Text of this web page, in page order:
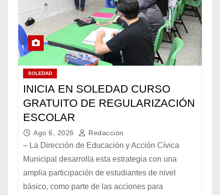
SOLEDAD
INICIA EN SOLEDAD CURSO
GRATUITO DE REGULARIZACIÓN
ESCOLAR
Ago 6, 2026 Redacción
– La Dirección de Educación y Acción Cívica
Municipal desarrolla esta estrategia con una
amplia participación de estudiantes de nivel
básico, como parte de las acciones para